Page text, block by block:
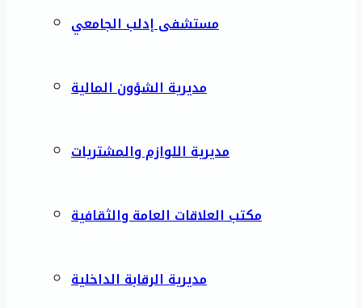
مستشفى إدلب الجامعي
مديرية الشؤون المالية
مديرية اللوازم والمشتريات
مكتب العلاقات العامة والثقافية
مديرية الرقابة الداخلية